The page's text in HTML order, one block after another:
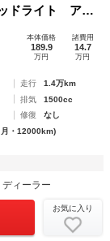
ドライト アダ
前後ドラレ
本体価格
189.9
万円
諸費用
14.7
万円
走行
1.4万km
排気
1500cc
修復
なし
・12000km)
ィーラー
お気に入り